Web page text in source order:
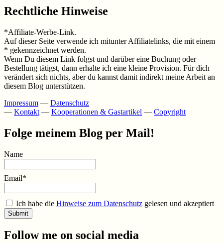
Rechtliche Hinweise
*Affiliate-Werbe-Link.
Auf dieser Seite verwende ich mitunter Affiliatelinks, die mit einem
* gekennzeichnet werden.
Wenn Du diesem Link folgst und darüber eine Buchung oder
Bestellung tätigst, dann erhalte ich eine kleine Provision. Für dich
verändert sich nichts, aber du kannst damit indirekt meine Arbeit an
diesem Blog unterstützen.
Impressum — Datenschutz
— Kontakt — Kooperationen & Gastartikel — Copyright
Folge meinem Blog per Mail!
Name
Email*
Ich habe die Hinweise zum Datenschutz gelesen und akzeptiert
Follow me on social media